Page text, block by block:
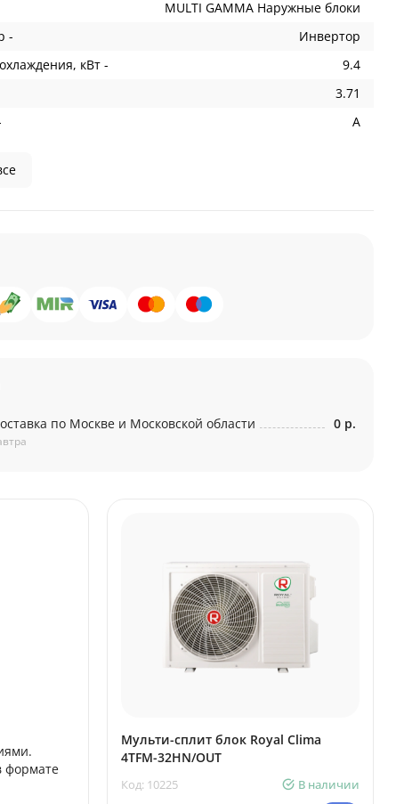
MULTI GAMMA Наружные блоки
-
Инвертор
кВт -
9.4
3.71
A
по Москве и Московской области 0 р.
формате
Мульти-сплит блок Royal Clima
4TFM-32HN/OUT
Код: 10225 В наличии